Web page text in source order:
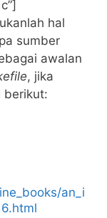
hal
sumber
awalan
, jika
berikut:
an_i